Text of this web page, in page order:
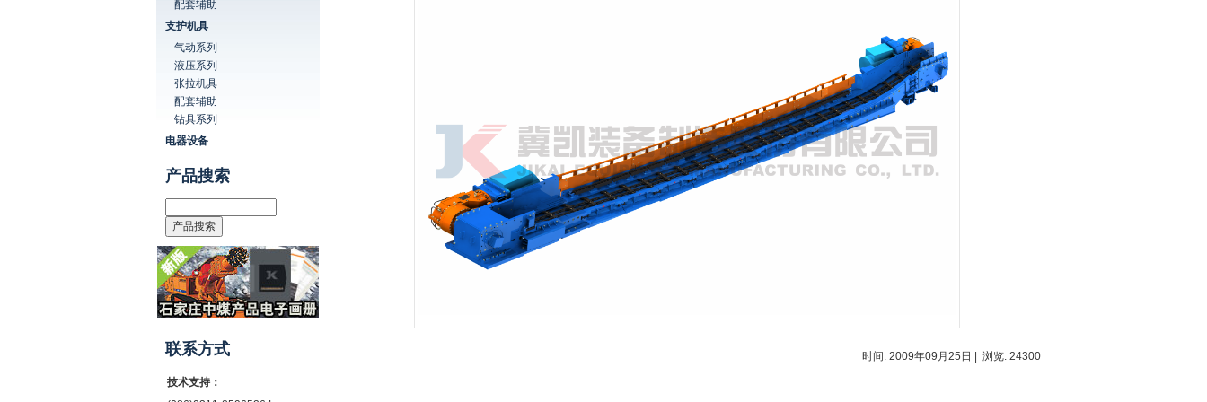
配套辅助
支护机具
气动系列
液压系列
张拉机具
配套辅助
钻具系列
电器设备
产品搜索
联系方式
技术支持：
时间: 2009年09月25日 | 浏览: 24300